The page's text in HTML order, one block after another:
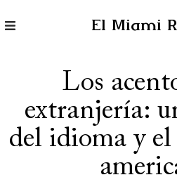
El Miami
Los
extranjería:
del idioma y el